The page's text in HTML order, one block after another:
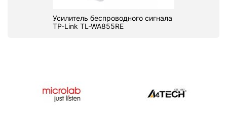
Усилитель беспроводного сигнала
TP-Link TL-WA855RE